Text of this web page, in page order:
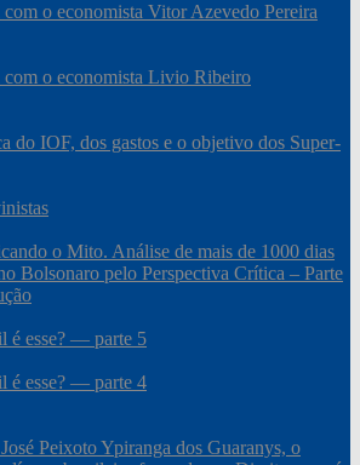
o economista Vitor Azevedo Pereira
com o economista Livio Ribeiro
do IOF, dos gastos e o objetivo dos Super-
o Mito. Análise de mais de 1000 dias
Bolsonaro pelo Perspectiva Crítica – Parte
é esse? — parte 5
é esse? — parte 4
Peixoto Ypiranga dos Guaranys, o